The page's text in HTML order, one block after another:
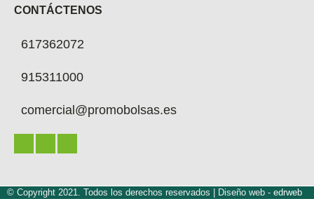
CONTÁCTENOS
617362072
915311000
comercial@promobolsas.es
© Copyright 2021. Todos los derechos reservados | Diseño web - edrweb